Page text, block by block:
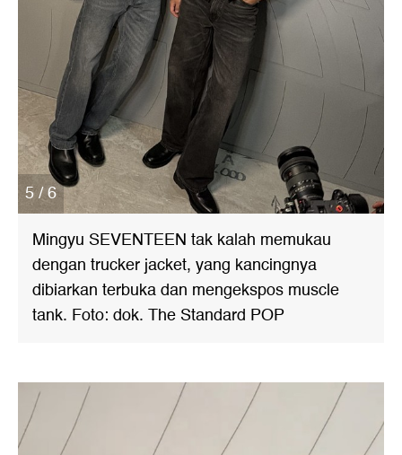
5 / 6
Mingyu SEVENTEEN tak kalah memukau
dengan trucker jacket, yang kancingnya
dibiarkan terbuka dan mengekspos muscle
tank. Foto: dok. The Standard POP